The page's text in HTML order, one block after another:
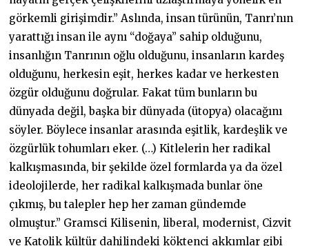
görkemli girişimdir.” Aslında, insan türünün, Tanrı’nın
yarattığı insan ile aynı “doğaya” sahip olduğunu,
insanlığın Tanrının oğlu olduğunu, insanların kardeş
olduğunu, herkesin eşit, herkes kadar ve herkesten
özgür olduğunu doğrular. Fakat tüm bunların bu
dünyada değil, başka bir dünyada (ütopya) olacağını
söyler. Böylece insanlar arasında eşitlik, kardeşlik ve
özgürlük tohumları eker. (…) Kitlelerin her radikal
kalkışmasında, bir şekilde özel formlarda ya da özel
ideolojilerde, her radikal kalkışmada bunlar öne
çıkmış, bu talepler hep her zaman gündemde
olmuştur.” Gramsci Kilisenin, liberal, modernist, Cizvit
ve Katolik kültür dahilindeki köktenci akkımlar gibi